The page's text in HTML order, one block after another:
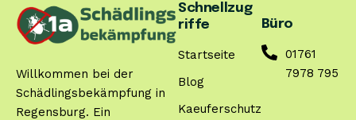
Willkommen bei der
Schädlingsbekämpfung in
Regensburg. Ein
Schnellzug
riffe
Startseite
Blog
Kaeuferschutz
Büro
01761
7978 795